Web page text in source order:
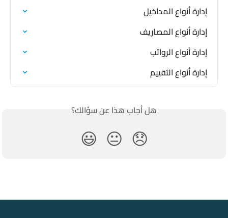
إدارة أنواع المداخيل
إدارة أنواع المصاريف
إدارة أنواع الرواتب
إدارة أنواع التقييم
هل أجاب هذا عن سؤالك؟
😞
😐
😃